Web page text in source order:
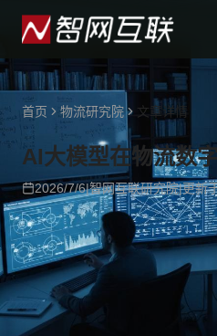
首页 物流研究院 文章详情
AI大模型在物流数
2026/7/6|智网互联研究院|更新